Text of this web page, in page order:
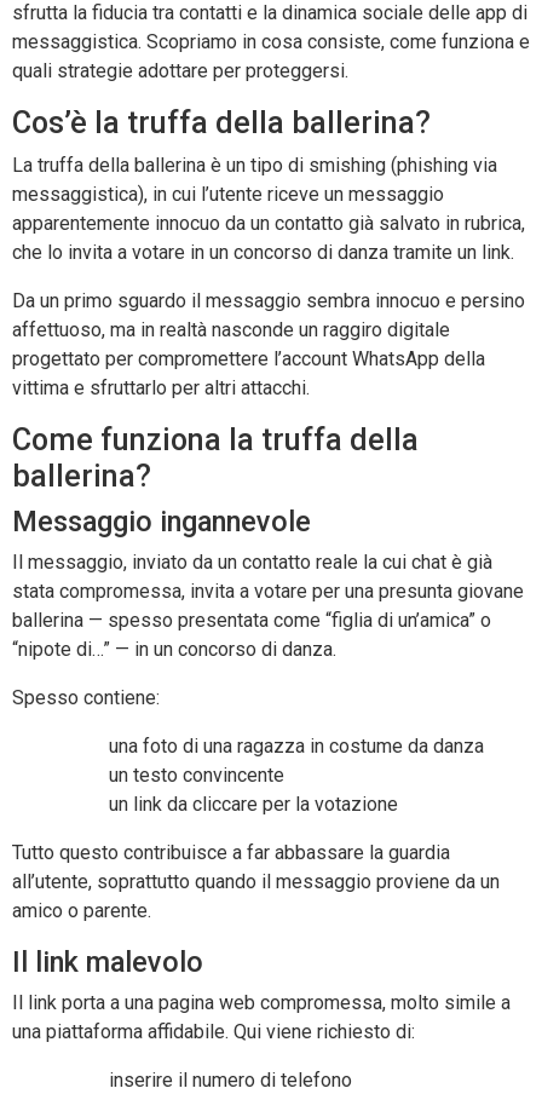
sfrutta la fiducia tra contatti e la dinamica sociale delle app di
messaggistica. Scopriamo in cosa consiste, come funziona e
quali strategie adottare per proteggersi.
Cos’è la truffa della ballerina?
La truffa della ballerina è un tipo di smishing (phishing via
messaggistica), in cui l’utente riceve un messaggio
apparentemente innocuo da un contatto già salvato in rubrica,
che lo invita a votare in un concorso di danza tramite un link.
Da un primo sguardo il messaggio sembra innocuo e persino
affettuoso, ma in realtà nasconde un raggiro digitale
progettato per compromettere l’account WhatsApp della
vittima e sfruttarlo per altri attacchi.
Come funziona la truffa della
ballerina?
Messaggio ingannevole
Il messaggio, inviato da un contatto reale la cui chat è già
stata compromessa, invita a votare per una presunta giovane
ballerina — spesso presentata come “figlia di un’amica” o
“nipote di…” — in un concorso di danza.
Spesso contiene:
una foto di una ragazza in costume da danza
un testo convincente
un link da cliccare per la votazione
Tutto questo contribuisce a far abbassare la guardia
all’utente, soprattutto quando il messaggio proviene da un
amico o parente.
Il link malevolo
Il link porta a una pagina web compromessa, molto simile a
una piattaforma affidabile. Qui viene richiesto di:
inserire il numero di telefono